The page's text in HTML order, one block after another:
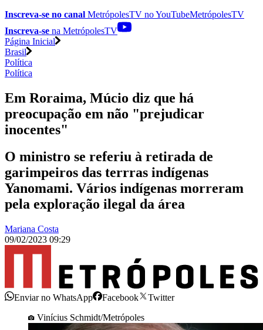
Inscreva-se no canal MetrópolesTV noYouTubeMetrópolesTV
Inscreva-se na MetrópolesTV
Página Inicial
Brasil
Política
Política
Em Roraima, Múcio diz que há
preocupação em não "prejudicar
inocentes"
O ministro se referiu à retirada de
garimpeiros das terrras indígenas
Yanomami. Vários indígenas morreram
pela exploração ilegal da área
Mariana Costa
09/02/2023 09:29
Enviar no WhatsApp Facebook
Twitter
Vinícius Schmidt/Metrópoles